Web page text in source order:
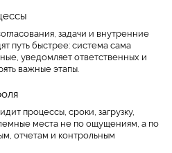
задачи и внутренние
путь быстрее: система сама
уведомляет ответственных и
важные этапы.
процессы, сроки, загрузку,
места не по ощущениям, а по
отчетам и контрольным